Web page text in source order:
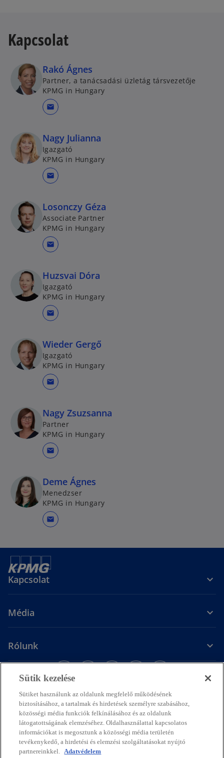
Kapcsolat
Rakó Ágnes
Partner, a tanácsadási üzletág társvezetője
KPMG in Hungary
mail
Nagy Julianna
Igazgató
KPMG in Hungary
mail
Losonczy Géza
Associate Partner
KPMG in Hungary
mail
Huzsvai Dóra
Igazgató
KPMG in Hungary
mail
Wieder Gergő
Igazgató
KPMG in Hungary
mail
Nagy Zsuzsanna
Partner
KPMG in Hungary
mail
Deme Ágnes
Menedzser
KPMG in Hungary
mail
Kapcsolat
Média
Rólunk
o
n
s
i
n
a
o
e
n
s
i
n
a
o
e
n
s
i
n
o
e
n
s
i
n
o
n
i
n
© 2026 KPMG Hungária Kft./ KPMG Tanácsadó Kft. / A KPMG Law Béli
Ügyvédi Iroda / KPMG Global Services Hungary Kft., a magyar jog
alapján bejegyzett korlátolt felelősségű társaság, és egyben a KPMG
International Limited („KPMG International”) angol „private company
limited by guarantee” társasághoz kapcsolódó független
Sütik kezelése
Sütiket használunk az oldalunk megfelelő működésének
biztosításához, a tartalmak és hirdetések személyre szabásához,
közösségi média funkciók felkínálásához és az oldalunk
látogatottságának elemzéséhez. Oldalhasználattal kapcsolatos
információkat is megosztunk a közösségi média területén
tevékenykedő, a hirdetési és elemzési szolgáltatásokat nyújtó
partnereinkkel. Adatvédelem